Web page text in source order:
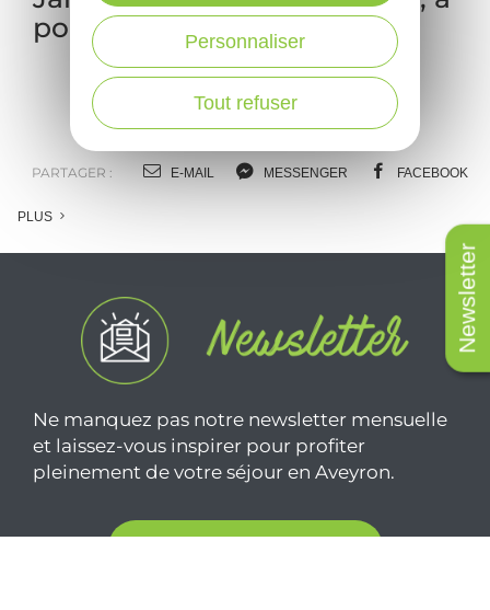
Newsletter
poils et à fourrure !
1 2 3
PARTAGER : E-MAIL MESSENGER FACEBOOK
PLUS
Ne manquez pas notre newsletter mensuelle
et laissez-vous inspirer pour profiter
pleinement de votre séjour en Aveyron.
Tout refuser
Personnaliser